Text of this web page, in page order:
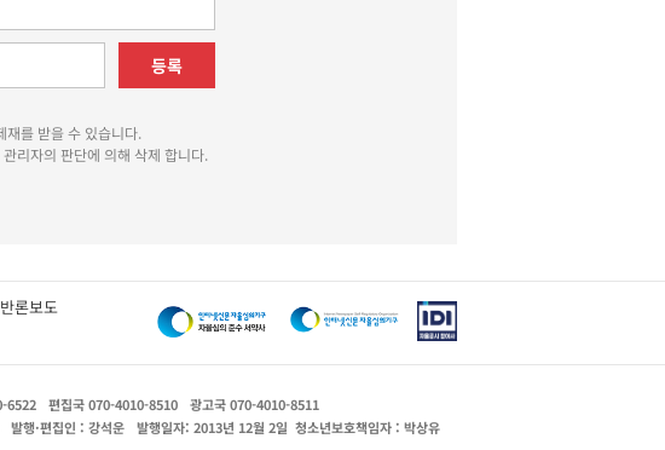
등록
를 받을 수 있습니다.
리자의 판단에 의해 삭제 합니다.
론보도
6522 편집국 070-4010-8510
광고국 070-4010-8511
발행·편집인 : 강석운 발행일자: 2013년 12월 2일 청소년보호책임자 : 박상유